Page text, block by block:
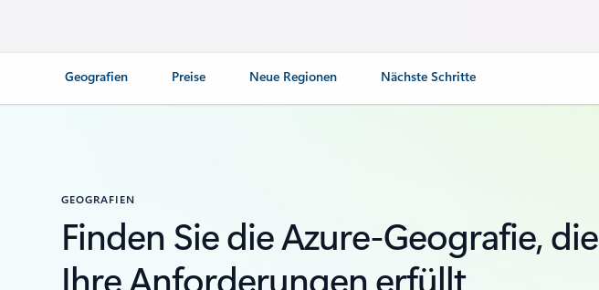
Geografien Preise Neue Regionen Nächste Schritte
GEOGRAFIEN
Finden Sie die Azure-Geografie, die
Ihre Anforderungen erfüllt